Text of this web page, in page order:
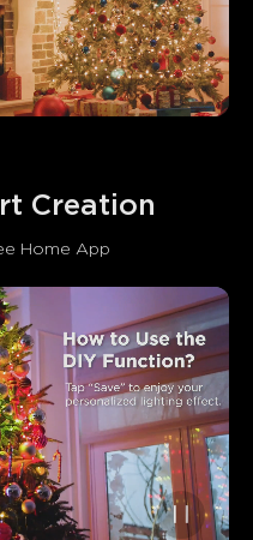
Creation
Home App